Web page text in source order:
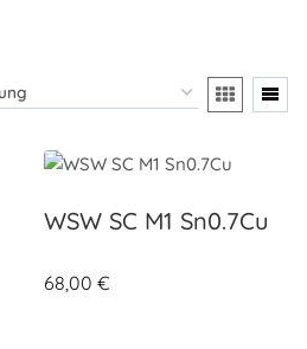
WSW SC M1 Sn0.7Cu
68,00 €